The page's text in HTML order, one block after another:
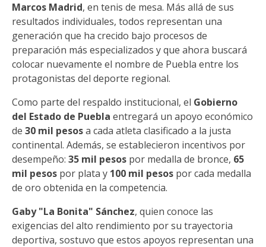
Marcos Madrid, en tenis de mesa. Más allá de sus
resultados individuales, todos representan una
generación que ha crecido bajo procesos de
preparación más especializados y que ahora buscará
colocar nuevamente el nombre de Puebla entre los
protagonistas del deporte regional.
Como parte del respaldo institucional, el Gobierno
del Estado de Puebla entregará un apoyo económico
de 30 mil pesosa cada atleta clasificado a la justa
continental. Además, se establecieron incentivos por
desempeño: 35 mil pesos por medalla de bronce, 65
mil pesos por plata y 100 mil pesos por cada medalla
de oro obtenida en la competencia.
Gaby "La Bonita" Sánchez, quien conoce las
exigencias del alto rendimiento por su trayectoria
deportiva, sostuvo que estos apoyos representan una